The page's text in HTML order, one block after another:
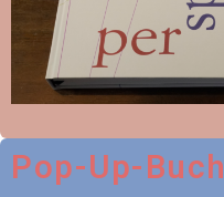
Pop-Up-Buch